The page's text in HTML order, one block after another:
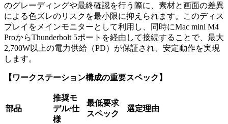
のグレーディングや最終確認を行う際に、素材と画面の差異
による色ズレのリスクを最小限に抑えられます。このディス
プレイをメインモニターとして利用し、同時にMac mini M4
ProからThunderbolt 5ポートを経由して接続することで、最大
2,700W以上の電力供給（PD）が保証され、安定動作を実現
します。
【ワークステーション構成の重要スペック】
部品
推奨モ
デル/仕
様
最低要求
スペック
選定理由